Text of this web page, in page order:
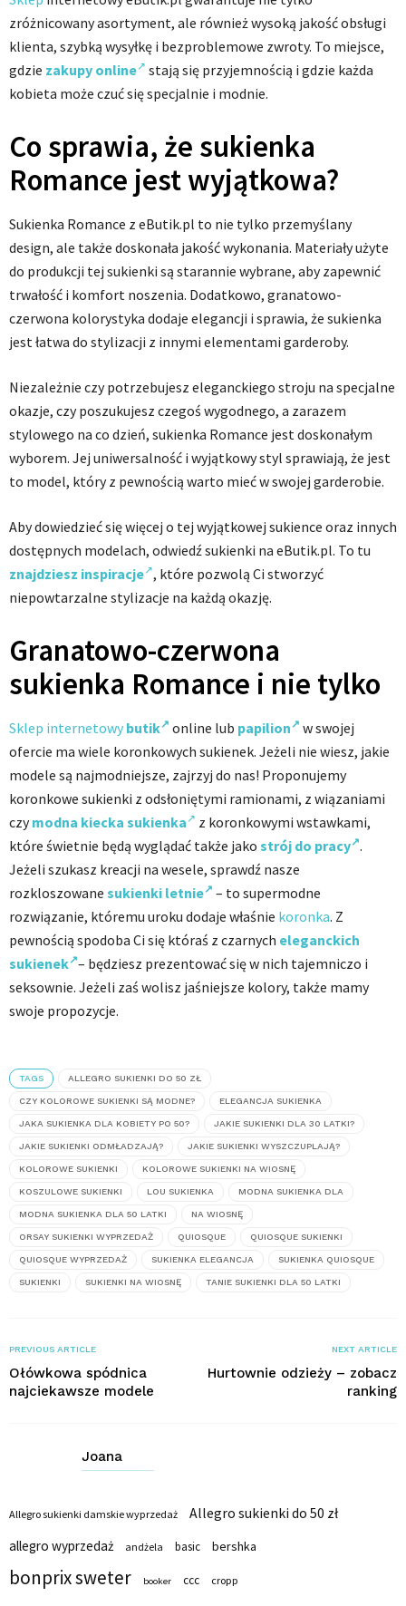
zróżnicowany asortyment, ale również wysoką jakość obsługi
klienta, szybką wysyłkę i bezproblemowe zwroty. To miejsce,
gdzie zakupy online
stają się przyjemnością i gdzie każda
kobieta może czuć się specjalnie i modnie.
Co sprawia, że sukienka
Romance jest wyjątkowa?
Sukienka Romance z eButik.pl to nie tylko przemyślany
design, ale także doskonała jakość wykonania. Materiały użyte
do produkcji tej sukienki są starannie wybrane, aby zapewnić
trwałość i komfort noszenia. Dodatkowo, granatowo-
czerwona kolorystyka dodaje elegancji i sprawia, że sukienka
jest łatwa do stylizacji z innymi elementami garderoby.
Niezależnie czy potrzebujesz eleganckiego stroju na specjalne
okazje, czy poszukujesz czegoś wygodnego, a zarazem
stylowego na co dzień, sukienka Romance jest doskonałym
wyborem. Jej uniwersalność i wyjątkowy styl sprawiają, że jest
to model, który z pewnością warto mieć w swojej garderobie.
Aby dowiedzieć się więcej o tej wyjątkowej sukience oraz innych
dostępnych modelach, odwiedź sukienki na eButik.pl. To tu
znajdziesz inspiracje , które pozwolą Ci stworzyć
niepowtarzalne stylizacje na każdą okazję.
Granatowo-czerwona
sukienka Romance i nie tylko
Sklep internetowy butik online lub papilion
w swojej
ofercie ma wiele koronkowych sukienek. Jeżeli nie wiesz, jakie
modele są najmodniejsze, zajrzyj do nas! Proponujemy
koronkowe sukienki z odsłoniętymi ramionami, z wiązaniami
czymodna kiecka sukienka
z koronkowymi wstawkami,
które świetnie będą wyglądać także jako strój do pracy .
Jeżeli szukasz kreacji na wesele, sprawdź nasze
rozkloszowane sukienki letnie
– to supermodne
rozwiązanie, któremu uroku dodaje właśnie koronka. Z
pewnością spodoba Ci się któraś z czarnych eleganckich
sukienek – będziesz prezentować się w nich tajemniczo i
seksownie. Jeżeli zaś wolisz jaśniejsze kolory, także mamy
swoje propozycje.
TAGS ALLEGRO SUKIENKI DO 50 ZŁ
CZY KOLOROWE SUKIENKI SĄ MODNE? ELEGANCJA SUKIENKA
JAKA SUKIENKA DLA KOBIETY PO 50? JAKIE SUKIENKI DLA 30 LATKI?
JAKIE SUKIENKI ODMŁADZAJĄ? JAKIE SUKIENKI WYSZCZUPLAJĄ?
KOLOROWE SUKIENKI KOLOROWE SUKIENKI NA WIOSNĘ
KOSZULOWE SUKIENKI LOU SUKIENKA MODNA SUKIENKA DLA
MODNA SUKIENKA DLA 50 LATKI NA WIOSNĘ
ORSAY SUKIENKI WYPRZEDAŻ QUIOSQUE QUIOSQUE SUKIENKI
QUIOSQUE WYPRZEDAŻ SUKIENKA ELEGANCJA SUKIENKA QUIOSQUE
SUKIENKI SUKIENKI NA WIOSNĘ TANIE SUKIENKI DLA 50 LATKI
PREVIOUS ARTICLE
Ołówkowa spódnica
najciekawsze modele
NEXT ARTICLE
Hurtownie odzieży – zobacz
ranking
Joana
Allegro sukienki damskie wyprzedaż
Allegro sukienki do 50 zł
allegro wyprzedaż
andżela basic bershka
bonprix sweter booker ccc cropp